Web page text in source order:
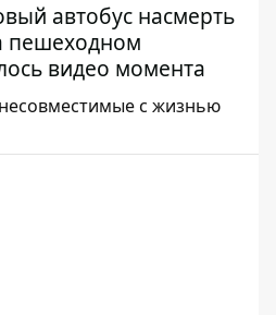
автобус насмерть
пешеходном
видео момента
с жизнью